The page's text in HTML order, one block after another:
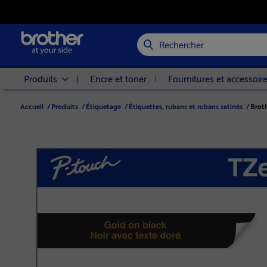
Rechercher
Produits Encre et toner Fournitures et
Accueil /Produits /Étiquetage /Étiquettes, rubans et rubans satinés /